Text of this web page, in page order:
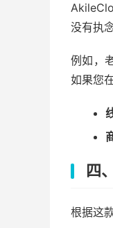
没有执
例如，
如果您
四
根据这